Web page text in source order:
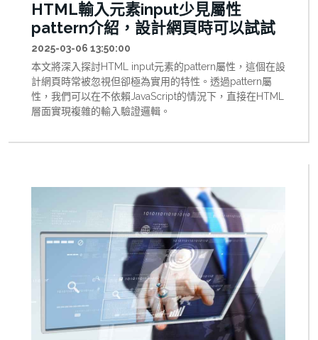
HTML輸入元素input少見屬性
pattern介紹，設計網頁時可以試試
2025-03-06 13:50:00
本文將深入探討HTML input元素的pattern屬性，這個在設
計網頁時常被忽視但卻極為實用的特性。透過pattern屬
性，我們可以在不依賴JavaScript的情況下，直接在HTML
層面實現複雜的輸入驗證邏輯。